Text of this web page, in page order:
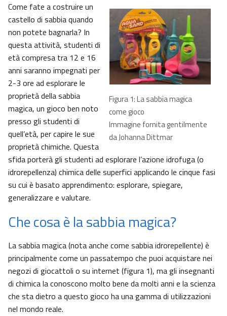
Figura 1: La sabbia magica
come gioco
Immagine fornita gentilmente
da Johanna Dittmar
Come fate a costruire un
castello di sabbia quando
non potete bagnarla? In
questa attività, studenti di
età compresa tra 12 e 16
anni saranno impegnati per
2-3 ore ad esplorare le
proprietà della sabbia
magica, un gioco ben noto
presso gli studenti di
quell’età, per capire le sue
proprietà chimiche. Questa
sfida porterà gli studenti ad esplorare l’azione idrofuga (o
idrorepellenza) chimica delle superfici applicando le cinque fasi
su cui è basato apprendimento: esplorare, spiegare,
generalizzare e valutare.
Che cosa è la sabbia magica?
La sabbia magica (nota anche come sabbia idrorepellente) è
principalmente come un passatempo che puoi acquistare nei
negozi di giocattoli o su internet (figura 1), ma gli insegnanti
di chimica la conoscono molto bene da molti anni e la scienza
che sta dietro a questo gioco ha una gamma di utilizzazioni
nel mondo reale.